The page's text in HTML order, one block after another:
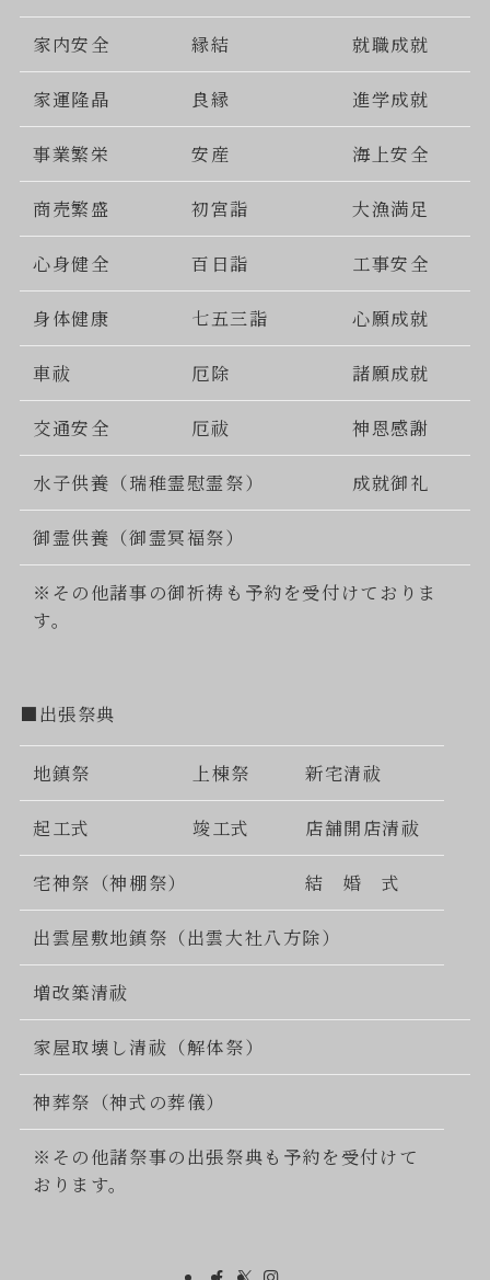
家内安全 縁結 就職成就
家運隆晶 良縁 進学成就
事業繁栄 安産 海上安全
商売繁盛 初宮詣 大漁満足
心身健全 百日詣 工事安全
身体健康 七五三詣 心願成就
車祓 厄除 諸願成就
交通安全 厄祓 神恩感謝
水子供養（瑞稚霊慰霊祭） 成就御礼
御霊供養（御霊冥福祭）
※その他諸事の御祈祷も予約を受付けておりま
す。
■出張祭典
地鎮祭 上棟祭 新宅清祓
起工式 竣工式 店舗開店清祓
宅神祭（神棚祭） 結 婚 式
出雲屋敷地鎮祭（出雲大社八方除）
増改築清祓
家屋取壊し清祓（解体祭）
神葬祭（神式の葬儀）
※その他諸祭事の出張祭典も予約を受付けて
おります。